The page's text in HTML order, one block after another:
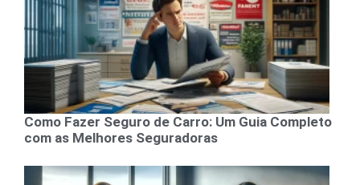
Como Fazer Seguro de Carro: Um Guia Completo
com as Melhores Seguradoras